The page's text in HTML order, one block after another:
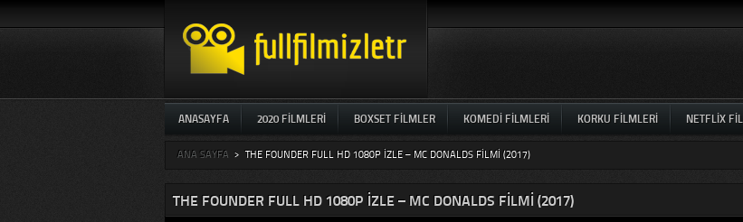
ANASAYFA 2020 FILMLERI BOXSET FILMLER KOMEDI FILMLERI KORKU FILMLERI NETFLIX
ANA SAYFA > THE FOUNDER FULL HD 1080P İZLE – MC DONALDS FILMI (2017)
THE FOUNDER FULL HD 1080P İZLE – MC DONALDS FILMI (2017)